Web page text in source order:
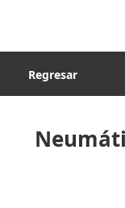
Regresar